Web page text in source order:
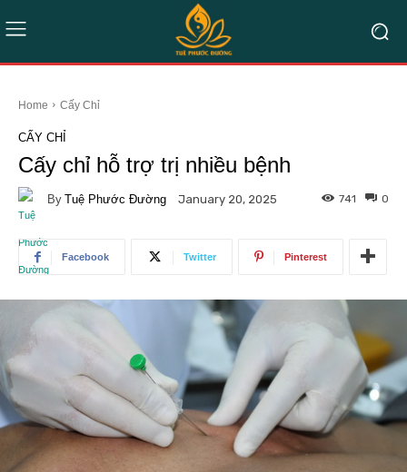
Home Cấy Chỉ
CẤY CHỈ
Cấy chỉ hỗ trợ trị nhiều bệnh
By Tuệ Phước Đường January 20, 2025 0
741
Facebook Twitter Pinterest